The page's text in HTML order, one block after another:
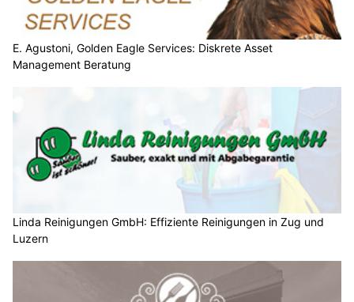
E. Agustoni, Golden Eagle Services: Diskrete Asset
Management Beratung
Linda Reinigungen GmbH: Effiziente Reinigungen in Zug und
Luzern